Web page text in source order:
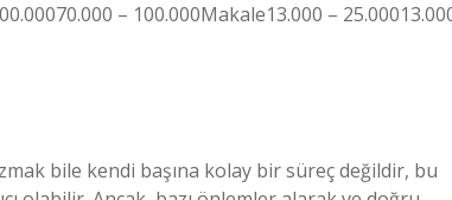
– 100.000Makale13.000 –
bile kendi başına kolay bir süreç değildir, bu